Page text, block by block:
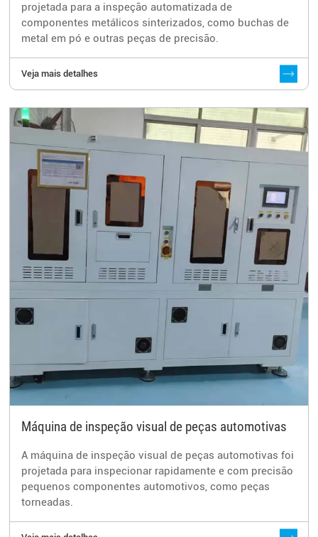
projetada para a inspeção automatizada de
componentes metálicos sinterizados, como buchas de
metal em pó e outras peças de precisão.
Veja mais detalhes
Máquina de inspeção visual de peças automotivas
A máquina de inspeção visual de peças automotivas foi
projetada para inspecionar rapidamente e com precisão
pequenos componentes automotivos, como peças
torneadas.